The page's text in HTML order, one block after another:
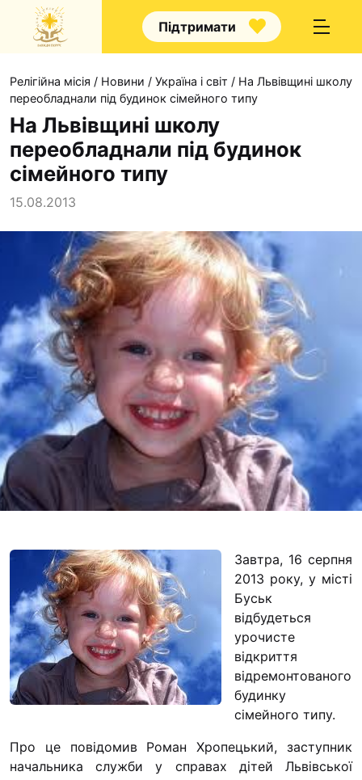
Підтримати
Про нас
Наші напрямки
Наш покровитель
Контакти
Проекти
Футбольна
Кулінарний гурток
Іконописна школа
“Капеланчики”
Альтернатива
Одна церква – одна
“КОПА”
Як допомогти
Ми помолимося
З рук в руки
Підтримати сім’ю
Юричко
“#Усинови_ТИ”
Законодавство
Релігійна місія / Новини / Україна і світ / На Львівщині школу
переобладнали під будинок сімейного типу
На Львівщині школу
переобладнали під будинок
сімейного типу
15.08.2013
Завтра, 16 серпня
2013 року, у місті
Буськ
відбудеться
урочисте
відкриття
відремонтованого
будинку
сімейного типу.
Про це повідомив Роман Хропецький, заступник
начальника служби у справах дітей Львівської